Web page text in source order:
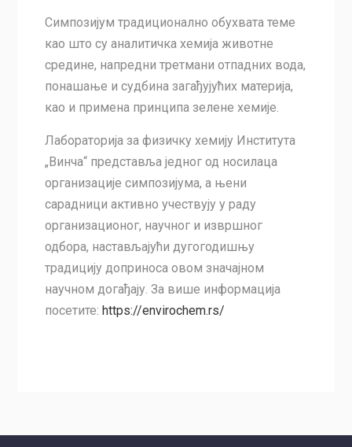
Симпозијум традиционално обухвата теме
као што су аналитичка хемија животне
средине, напредни третмани отпадних вода,
понашање и судбина загађујућих материја,
као и примена принципа зелене хемије.
Лабораторија за физичку хемију Института
„Винча“ представља једног од носилаца
организације симпозијума, а њени
сарадници активно учествују у раду
организационог, научног и извршног
одбора, настављајући дугогодишњу
традицију доприноса овом значајном
научном догађају. За више информација
посетите: https://envirochem.rs/